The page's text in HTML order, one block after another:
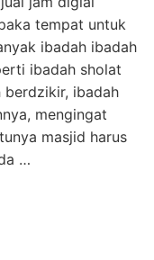
tempat untuk
ibadah ibadah
ibadah sholat
berdzikir, ibadah
mengingat
masjid harus
…